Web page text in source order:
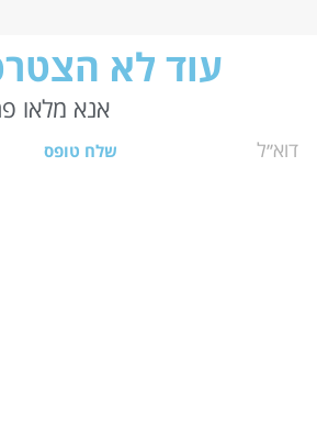
עוד לא
אנא מלאו
שלח טופס